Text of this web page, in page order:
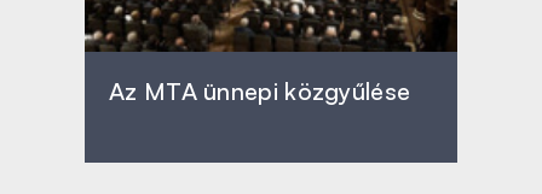
Az MTA ünnepi közgyűlése